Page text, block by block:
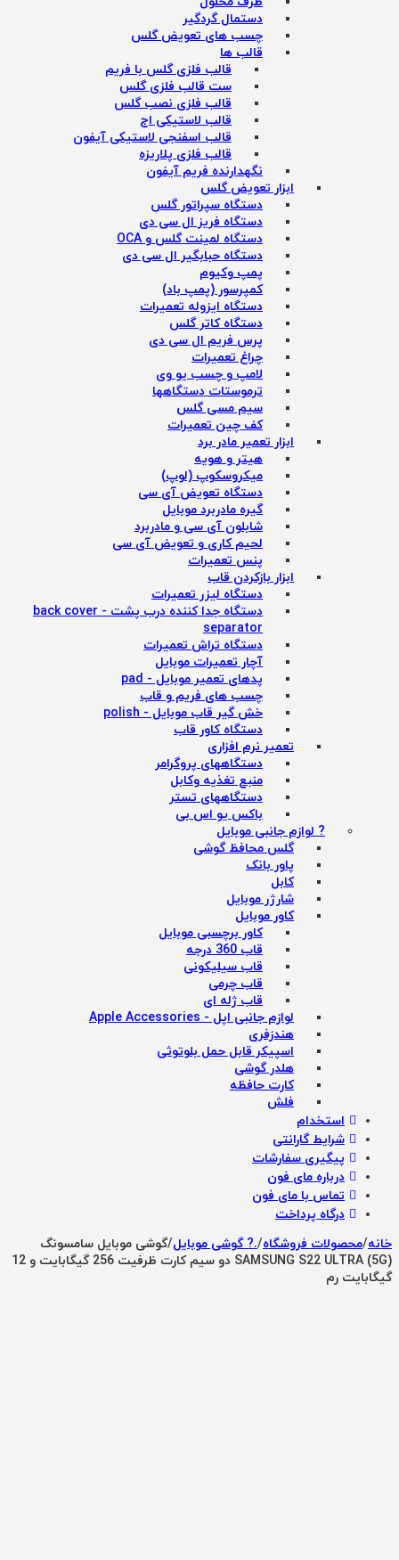
دستمال گردگیر
چسب های تعویض گلس
قالب ها
قالب فلزی گلس با فریم
ست قالب فلزی گلس
قالب فلزی نصب گلس
قالب لاستیکی اج
قالب اسفنجی لاستیکی آیفون
قالب فلزی پلاریزه
نگهدارنده فریم آیفون
ابزار تعویض گلس
دستگاه سپراتور گلس
دستگاه فریز ال سی دی
دستگاه لمینت گلس و OCA
دستگاه حبابگیر ال سی دی
پمپ وکیوم
کمپرسور (پمپ باد)
دستگاه ایزوله تعمیرات
دستگاه کاتر گلس
پرس فریم ال سی دی
چراغ تعمیرات
لامپ و چسب یو وی
ترموستات دستگاهها
سیم مسی گلس
کف چین تعمیرات
ابزار تعمیر مادر برد
هیتر و هویه
میکروسکوپ (لوپ)
دستگاه تعویض آی سی
گیره مادربرد موبایل
شابلون آی سی و مادربرد
لحیم کاری و تعویض آی سی
پنس تعمیرات
ابزار بازکردن قاب
دستگاه لیزر تعمیرات
دستگاه جدا کننده درب پشت - back cover
separator
دستگاه تراش تعمیرات
آچار تعمیرات موبایل
پدهای تعمیر موبایل - pad
چسب های فریم و قاب
خش گیر قاب موبایل - polish
دستگاه کاور قاب
تعمیر نرم افزاری
دستگاههای پروگرامر
منبع تغذیه وکابل
دستگاههای تستر
باکس یو اس بی
? لوازم جانبی موبایل
گلس محافظ گوشی
پاور بانک
کابل
شارژر موبایل
کاور موبایل
کاور برچسبی موبایل
قاب 360 درجه
قاب سیلیکونی
قاب چرمی
قاب ژله ای
لوازم جانبی اپل - Apple Accessories
هندزفری
اسپیکر قابل حمل بلوتوثی
هلدر گوشی
کارت حافظه
فلش
استخدام
شرایط گارانتی
پیگیری سفارشات
درباره مای فون
تماس با مای فون
درگاه پرداخت
خانه/محصولات فروشگاه/.? گوشی موبایل/گوشی موبایل سامسونگ
SAMSUNG S22 ULTRA (5G) دو سیم کارت ظرفیت 256 گیگابایت و 12
گیگابایت رم